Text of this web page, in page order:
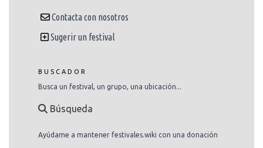
Contacta con nosotros
Sugerir un festival
BUSCADOR
Busca un festival, un grupo, una ubicación...
Búsqueda
Ayúdame a mantener festivales.wiki con una donación